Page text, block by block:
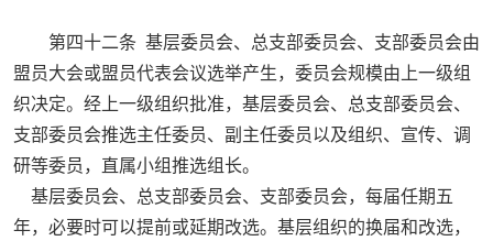
第四十二条 基层委员会、总支部委员会、支部委员会由
盟员大会或盟员代表会议选举产生，委员会规模由上一级组
织决定。经上一级组织批准，基层委员会、总支部委员会、
支部委员会推选主任委员、副主任委员以及组织、宣传、调
研等委员，直属小组推选组长。
基层委员会、总支部委员会、支部委员会，每届任期五
年，必要时可以提前或延期改选。基层组织的换届和改选，